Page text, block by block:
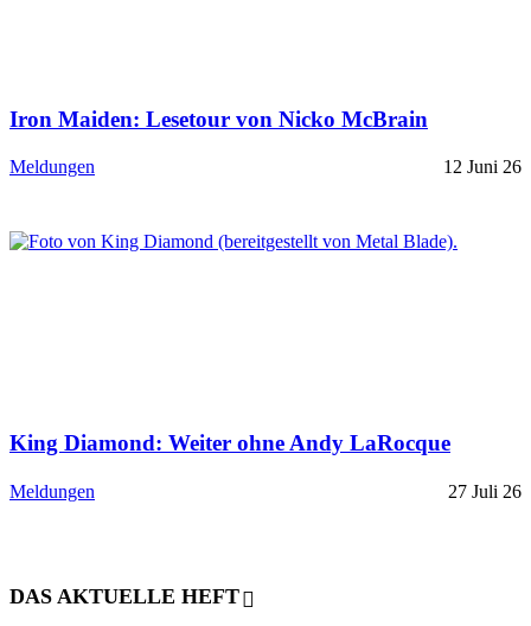
Iron Maiden: Lesetour von Nicko McBrain
Meldungen 12 Juni 26
King Diamond: Weiter ohne Andy LaRocque
Meldungen 27 Juli 26
DAS AKTUELLE HEFT